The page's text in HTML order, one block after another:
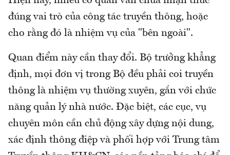
đúng vai trò của công tác truyền thông, hoặc
cho rằng đó là nhiệm vụ của "bên ngoài".
Quan điểm này cần thay đổi. Bộ trưởng khẳng
định, mọi đơn vị trong Bộ đều phải coi truyền
thông là nhiệm vụ thường xuyên, gắn với chức
năng quản lý nhà nước. Đặc biệt, các cục, vụ
chuyên môn cần chủ động xây dựng nội dung,
xác định thông điệp và phối hợp với Trung tâm